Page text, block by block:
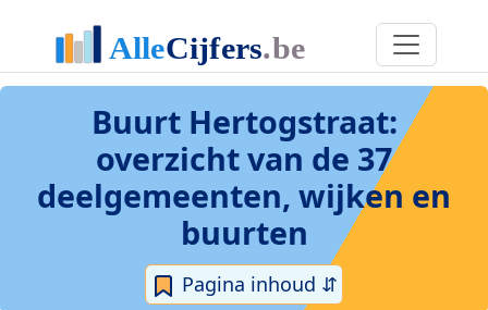
Buurt Hertogstraat:
overzicht van de 37
deelgemeenten, wijken en
buurten
Pagina inhoud ⇵